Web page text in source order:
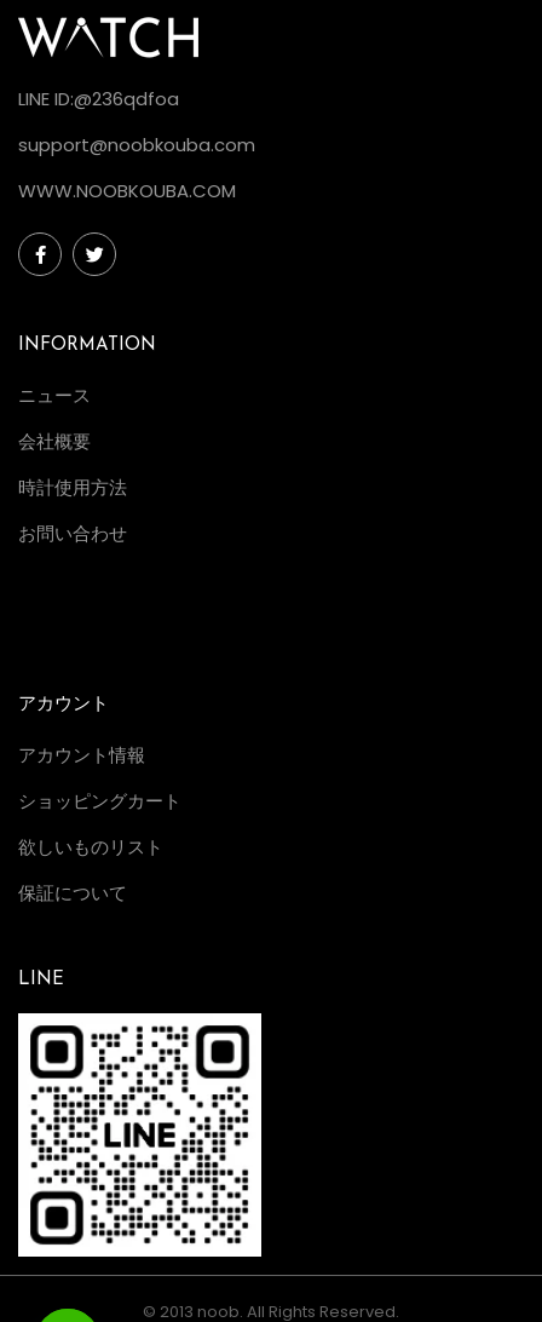
LINE ID:@236qdfoa
support@noobkouba.com
WWW.NOOBKOUBA.COM
INFORMATION
ニュース
会社概要
時計使用方法
お問い合わせ
アカウント
アカウント情報
ショッピングカート
欲しいものリスト
保証について
LINE
© 2013 noob. All Rights Reserved.